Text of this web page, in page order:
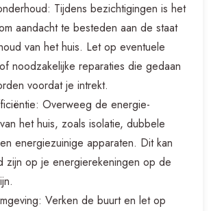
Tijdens bezichtigingen is het
aandacht te besteden aan de staat
van het huis. Let op eventuele
noodzakelijke reparaties die gedaan
voordat je intrekt.
Overweeg de energie-
het huis, zoals isolatie, dubbele
energiezuinige apparaten. Dit kan
zijn op je energierekeningen op de
Verken de buurt en let op